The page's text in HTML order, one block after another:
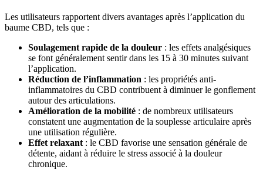
Les utilisateurs rapportent divers avantages après l’application du
baume CBD, tels que :
Soulagement rapide de la douleur : les effets analgésiques
se font généralement sentir dans les 15 à 30 minutes suivant
l’application.
Réduction de l’inflammation : les propriétés anti-
inflammatoires du CBD contribuent à diminuer le gonflement
autour des articulations.
Amélioration de la mobilité : de nombreux utilisateurs
constatent une augmentation de la souplesse articulaire après
une utilisation régulière.
Effet relaxant : le CBD favorise une sensation générale de
détente, aidant à réduire le stress associé à la douleur
chronique.